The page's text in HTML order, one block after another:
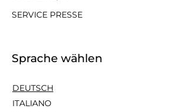
SERVICE PRESSE
Sprache wählen
DEUTSCH
ITALIANO